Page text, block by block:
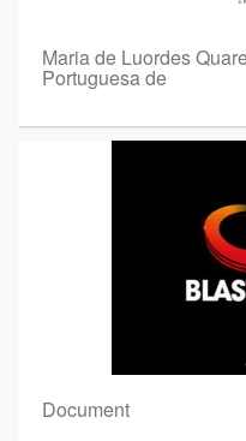
Maria de Luordes
Portuguesa de
Document